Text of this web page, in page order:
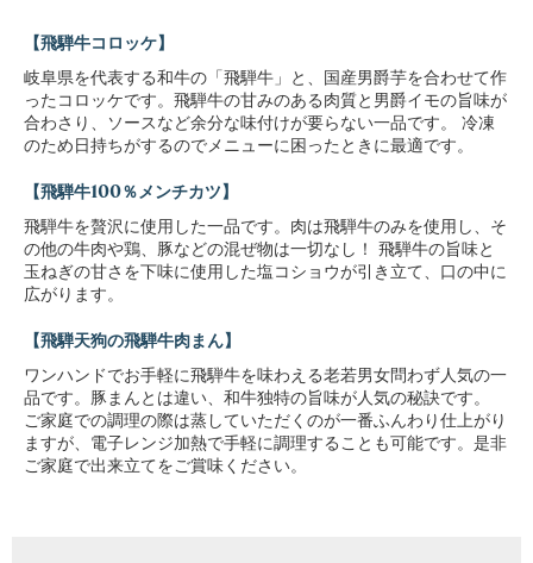
【飛騨牛コロッケ】
岐阜県を代表する和牛の「飛騨牛」と、国産男爵芋を合わせて作
ったコロッケです。飛騨牛の甘みのある肉質と男爵イモの旨味が
合わさり、ソースなど余分な味付けが要らない一品です。 冷凍
のため日持ちがするのでメニューに困ったときに最適です。
【飛騨牛100％メンチカツ】
飛騨牛を贅沢に使用した一品です。肉は飛騨牛のみを使用し、そ
の他の牛肉や鶏、豚などの混ぜ物は一切なし！ 飛騨牛の旨味と
玉ねぎの甘さを下味に使用した塩コショウが引き立て、口の中に
広がります。
【飛騨天狗の飛騨牛肉まん】
ワンハンドでお手軽に飛騨牛を味わえる老若男女問わず人気の一
品です。豚まんとは違い、和牛独特の旨味が人気の秘訣です。
ご家庭での調理の際は蒸していただくのが一番ふんわり仕上がり
ますが、電子レンジ加熱で手軽に調理することも可能です。是非
ご家庭で出来立てをご賞味ください。